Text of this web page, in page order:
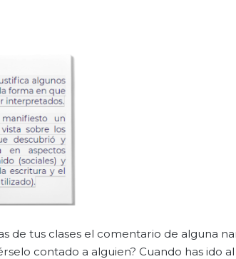
de tus clases el comentario de alguna
contado a alguien? Cuando has ido